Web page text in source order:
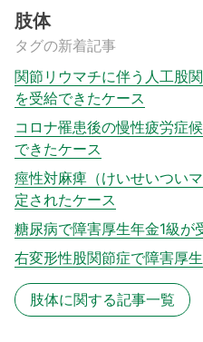
肢体
タグの新着記事
関節リウマチに伴う人工股
を受給できたケース
コロナ罹患後の慢性疲労症
できたケース
痙性対麻痺（けいせいつい
定されたケース
糖尿病で障害厚生年金1級が
右変形性股関節症で障害厚
肢体に関する記事一覧